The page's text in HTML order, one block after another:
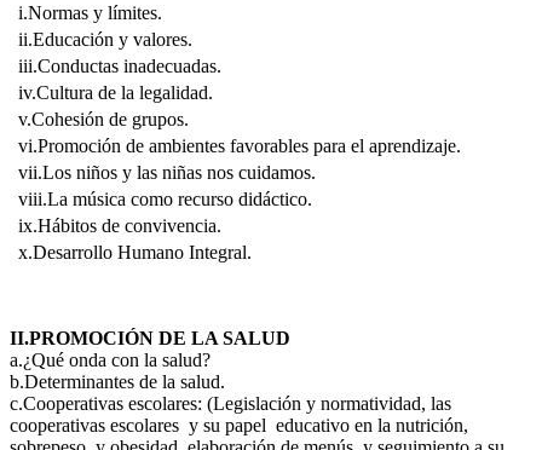
i.Normas y límites.
ii.Educación y valores.
iii.Conductas inadecuadas.
iv.Cultura de la legalidad.
v.Cohesión de grupos.
vi.Promoción de ambientes favorables para el aprendizaje.
vii.Los niños y las niñas nos cuidamos.
viii.La música como recurso didáctico.
ix.Hábitos de convivencia.
x.Desarrollo Humano Integral.
II.PROMOCIÓN DE LA SALUD
a.¿Qué onda con la salud?
b.Determinantes de la salud.
c.Cooperativas escolares: (Legislación y normatividad, las
cooperativas escolares y su papel educativo en la nutrición,